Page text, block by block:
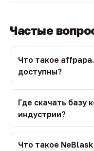
Частые
Что такое
доступны?
Где скачать базу
индустрии?
Что такое